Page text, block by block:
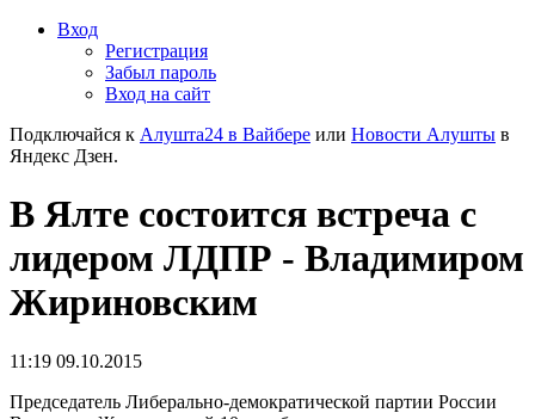
Вход
Регистрация
Забыл пароль
Вход на сайт
Подключайся к Алушта24 в Вайбере или Новости Алушты в
Яндекс Дзен.
В Ялте состоится встреча с
лидером ЛДПР - Владимиром
Жириновским
11:19 09.10.2015
Председатель Либерально-демократической партии России